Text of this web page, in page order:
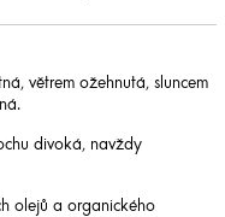
větrem ožehnutá, sluncem
divoká, navždy
olejů a organického